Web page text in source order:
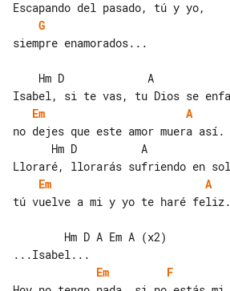
G
siempre enamorados...
Em
A
no dejes que este amor muera así.
Em
A
tú vuelve a mi y yo te haré feliz.
Em
F